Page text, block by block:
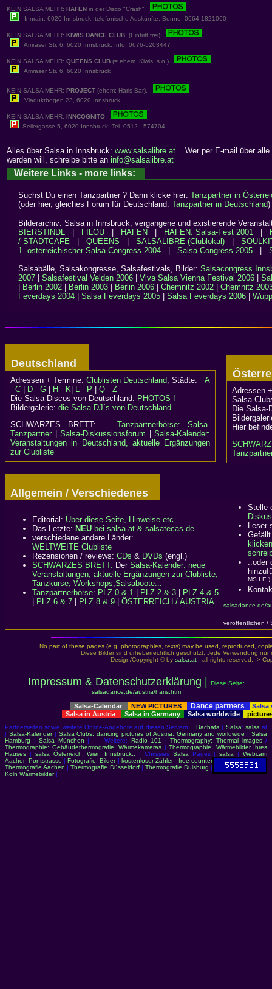
KEIN SALSA MEHR: HAFEN in der Disco "Crash"
Innrain, 6020 Innsbruck; telefonische Auskünfte: Benno: 0664-1821060
KEIN SALSA MEHR: KIWIS DANCE CLUB, (Eintritt frei)
Amraser Str. 6, 6020 Innsbruck. Info: 0676-5203447
KEIN SALSA MEHR: QUEENS CLUB (= ehem. Kiwis, s.o.)
Amraser Str. 6, 6020 Innsbruck
KEIN SALSA MEHR: PROJECT (ehem: Haris Bar),
Viaduktbogen 23, 6020 Innsbruck
KEIN SALSA MEHR: INNCOGNITO
Seilergasse 5, 6020 Innsbruck; Tel. 0512 - 574704
Alles über Salsa in Innsbruck: www.salsalibre.at. Wer per E-mail über alle
werden will, schreibe bitte an info@salsalibre.at
Weitere Links - more links:
Suchst Du einen Tanzpartner ? Dann klicke hier: Tanzpartner in
(oder hier, gleiches Forum für Deutschland: Tanzpartner in Deutschland)
Bilderarchiv: Salsa in Innsbruck, vergangene und existierende
BIERSTINDL
FILOU HAFEN HAFEN: Salsa-Fest 2001
/ STADTCAFE
QUEENS SALSALIBRE (Clublokal)
1. österreichischer Salsa-Congress 2004
Salsa-Congress 2005
Salsabälle, Salsakongresse, Salsafestivals, Bilder: Salsacongress
2007
Salsafestival Velden 2006 Viva Salsa Vienna Festival 2006
Berlin 2002 Berlin 2003 Berlin 2006 Chemnitz 2002
Chemnitz
Feverdays 2004
Salsa Feverdays 2005 Salsa Feverdays 2006
Deutschland
Adressen + Termine: Clublisten Deutschland, Städte: A
- C
D - G H - K L - P
Q - Z
Die Salsa-Discos von Deutschland: PHOTOS !
Bildergalerie: die Salsa-DJ´s von Deutschland
SCHWARZES BRETT:Tanzpartnerbörse: Salsa-
Tanzpartner| Salsa-Diskussionsforum
Salsa-Kalender:
Veranstaltungen in Deutschland, aktuelle Ergänzungen
zur Clubliste
Adressen
Salsa-
Die
Hier
Allgemein / Verschiedenes
Editorial: Über diese Seite, Hinweise etc..
Das Letzte: NEU bei salsa.at & salsatecas.de
verschiedene andere Länder:
WELTWEITE Clubliste
Rezensionen / reviews: CDs & DVDs (engl.)
SCHWARZES BRETT: Der Salsa-Kalender: neue
Veranstaltungen, aktuelle Ergänzungen zur Clubliste;
Tanzkurse, Workshops,Salsaboote...
Tanzpartnerbörse: PLZ 0 & 1 PLZ 2 & 3
PLZ 4 & 5
PLZ 6 & 7 PLZ 8 & 9 ÖSTERREICH / AUSTRIA
Stelle
Leser
klicken
..oder
MS I.E.)
salsadance.de/
veröffentlichen /
No part of these pages (e.g. photographies, texts) may be used, reproduced,
Diese Bilder sind urheberrechtlich geschützt. Jede Verwendung
Design/Copyright © by salsa.at - all rights reserved. ->
Impressum & Datenschutzerklärung
Diese Seite:
salsadance.de/austria/haris.htm
Salsa-Calendar NEW PICTURES Dance partners
Salsa
Salsa in Austria
Salsa in Germany Salsa worldwide
Partnerseiten sowie weitere Online-Angebote auf diesen Servern: Bachata | Salsa:salsa .at
| Salsa-Kalender| Salsa Clubs: dancing pictures of Austria, Germany and worldwide |Salsa
Hamburg |Salsa München | - Weitere: Radio 101 |Thermography: Thermal images/
Thermographie: Gebäudethermografie, Wärmekameras | Thermographie: Wärmebilder Ihres
Hauses | salsa Österreich: Wien Innsbruck.. | Chrissies Salsa Pages |salsa |Webcam
Aachen Pontstrasse |Fotografie, Bilder| kostenloser Zähler - free counter
Thermografie Aachen |Thermografie Düsseldorf| Thermografie Duisburg |
Köln Wärmebilder|